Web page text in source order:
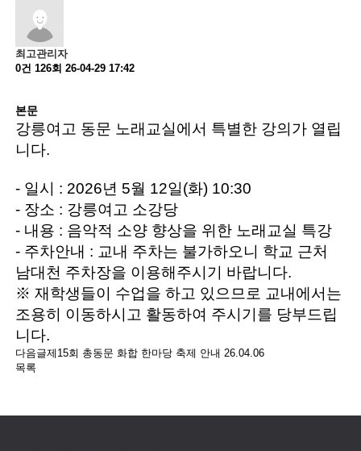
최고관리자
0건 126회 26-04-29 17:42
본문
강릉여고 동문 노래교실에서 특별한 강의가 열립
니다.
- 일시 : 2026년 5월 12일(화) 10:30
- 장소 : 강릉여고 소강당
- 내용 : 음악적 소양 향상을 위한 노래교실 특강
- 주차안내 : 교내 주차는 불가하오니 학교 근처
남대천 주차장을 이용해주시기 바랍니다.
※ 재학생들이 수업을 하고 있으므로 교내에서는
조용히 이동하시고 활동하여 주시기를 당부드립
니다.
다음글제15회 총동문 화합 한마당 축제 안내 26.04.06
목록